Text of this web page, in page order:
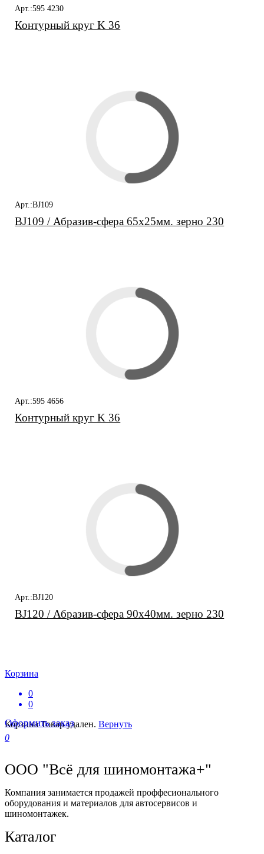
Арт.:595 4230
Контурный круг K 36
Арт.:BJ109
BJ109 / Абразив-сфера 65х25мм. зерно 230
Арт.:595 4656
Контурный круг K 36
Арт.:BJ120
BJ120 / Абразив-сфера 90х40мм. зерно 230
Корзина
0
0
Корзина Товар удален. Вернуть
0
Оформить заказ
ООО "Всё для шиномонтажа+"
Компания занимается продажей проффесионального
оборудования и материалов для автосервисов и
шиномонтажек.
Каталог